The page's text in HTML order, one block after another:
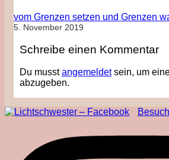
vom Grenzen setzen und Grenzen
5. November 2019
Schreibe einen Kommentar
Du musstangemeldetsein, um
abzugeben.